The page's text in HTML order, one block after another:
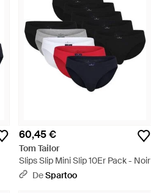
60,45 €
Tom Tailor
Slips Slip Mini Slip 10Er Pack - Noir
DeSpartoo